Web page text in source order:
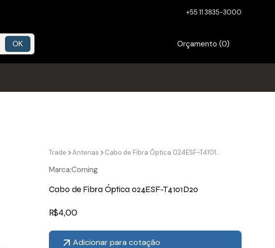
+55 11 3835-3000
Orçamento (0)
Trade Antenas Cabo de Fibra Óptica 024ESF-T4101D20
Marca:Corning
Cabo de Fibra Óptica 024ESF-T4101D20
R$4,00
Adicionar para cotação